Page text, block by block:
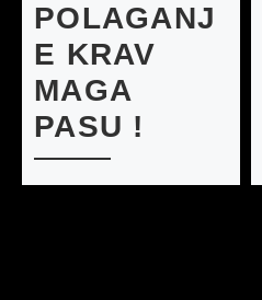
POLAGANJ
E KRAV
MAGA
PASU !